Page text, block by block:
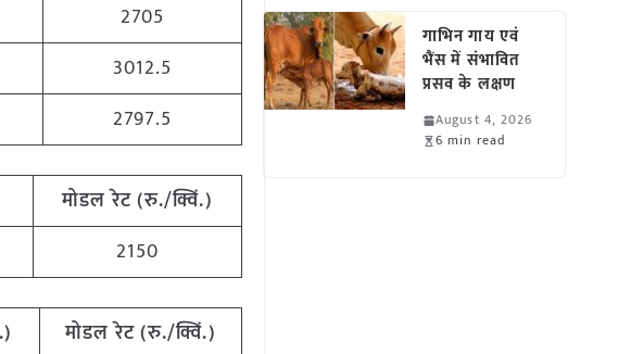
2705
3012.5
2797.5
मोडल रेट (रु./क्विं.)
2150
मोडल रेट (रु./क्विं.)
गाभिन गाय एवं
भैंस में संभावित
प्रसव के लक्षण
August 4, 2026
6 min read